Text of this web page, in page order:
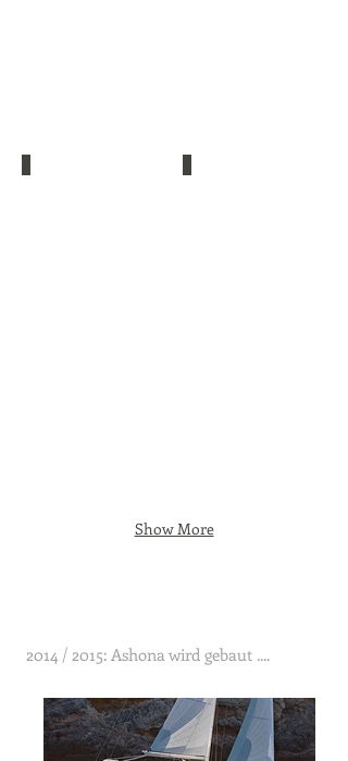
Show More
2014 / 2015: Ashona wird gebaut ....